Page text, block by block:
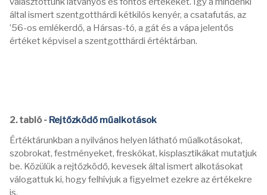
által ismert szentgotthárdi kétkilós kenyér, a csatafutás, az
’56-os emlékerdő, a Hársas-tó, a gát és a vápa jelentős
értéket képvisel a szentgotthárdi értéktárban.
2. tabló - Rejtőzködő műalkotások
Értéktárunkban a nyilvános helyen látható műalkotásokat,
szobrokat, festményeket, freskókat, kisplasztikákat mutatjuk
be. Közülük a rejtőzködő, kevesek által ismert alkotásokat
válogattuk ki, hogy felhívjuk a figyelmet ezekre az értékekre
is.